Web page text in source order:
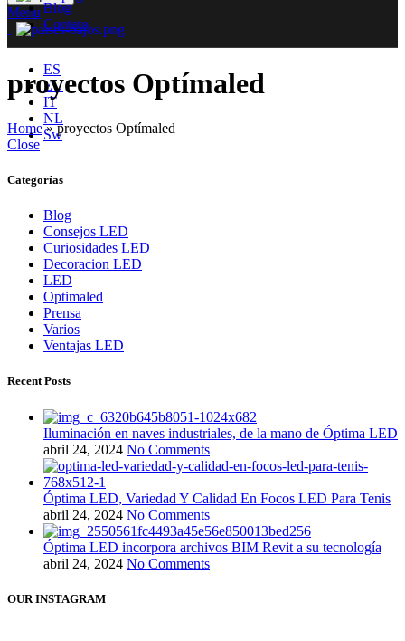
ES
EU
IT
NL
Sw
Menu Blog
Contato
proyectos Optímaled
Home»proyectos Optímaled
Close
Categorías
Blog
Consejos LED
Curiosidades LED
Decoracion LED
LED
Optimaled
Prensa
Varios
Ventajas LED
Recent Posts
Iluminación en naves industriales, de la mano de Óptima LED
abril 24, 2024 No Comments
Óptima LED, Variedad Y Calidad En Focos LED Para Tenis
abril 24, 2024 No Comments
Óptima LED incorpora archivos BIM Revit a su tecnología
abril 24, 2024 No Comments
OUR INSTAGRAM